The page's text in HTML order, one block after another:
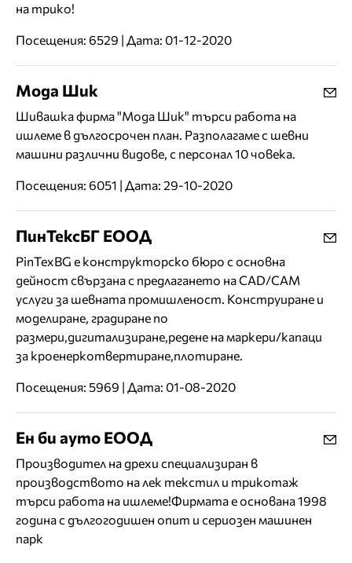
на трико!
Посещения: 6529 | Дата: 01-12-2020
Мода Шик
Шивашка фирма "Мода Шик" търси работа на
ишлеме в дългосрочен план. Разполагаме с шевни
машини различни видове, с персонал 10 човека.
Посещения: 6051 | Дата: 29-10-2020
ПинТексБГ ЕООД
PinTexBG е конструкторско бюро с основна
дейност свързана с предлагането на CAD/CAM
услуги за шевната промишленост. Конструиране и
моделиране, градиране по
размери,дигитализиране,редене на маркери/капаци
за кроенеркотвертиране,плотиране.
Посещения: 5969 | Дата: 01-08-2020
Ен би ауто ЕООД
Производител на дрехи специализиран в
производството на лек текстил и трикотаж
търси работа на ишлеме!Фирмата е основана 1998
година с дългогодишен опит и сериозен машинен
парк